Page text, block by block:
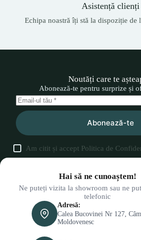
Asistență clienți
Echipa noastră îți stă la dispoziție de
Noutăți care te
Abonează-te pentru surprize și
Abonează-te
Am citit și accept Politica de
Hai să ne cunoaștem!
Ne puteți vizita la showroom sau ne
telefonic
Adresă:
Calea Bucovinei Nr 127,
Moldovenesc